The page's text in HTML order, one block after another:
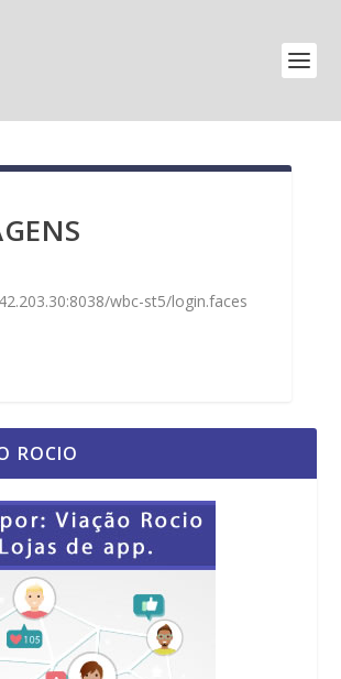
wbc-st5/login.faces
ROCIO